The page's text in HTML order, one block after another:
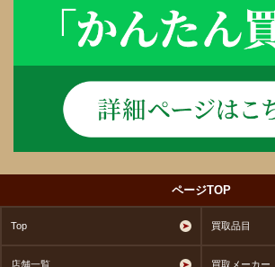
ページTOP
Top 買取品目
店舗一覧 買取メーカー